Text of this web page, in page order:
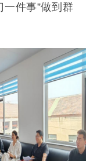
一件事”做到群